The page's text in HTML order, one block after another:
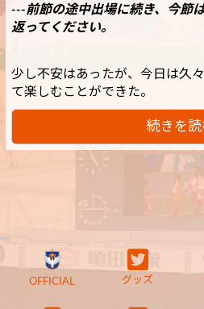
---前節の途中出場に続き、今節
返ってください。
少し不安はあったが、今日は久
て楽しむことができた。
続きを読
OFFICIAL グッズ